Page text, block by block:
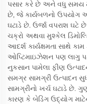
પસાર કરે છે અને વધુ સમય
છે, જે કાર્યબળનો ઉપયોગ
ઘટાડે છે. ઉર્જા વપરાશ ઘટે
ચક્રો અથવા મુશ્કેલ
આદર્શ કાર્યક્ષમતા સાથે
ઓપ્ટિમાઇઝેશન પણ લાગુ
નુકસાન પામેલા ફીણ
સમગ્ર સામગ્રી ઉત્પાદન
સામગ્રીનો ખર્ચ ઘટાડે છે.
કારણ કે બેડિંગ ઉદ્યોગ